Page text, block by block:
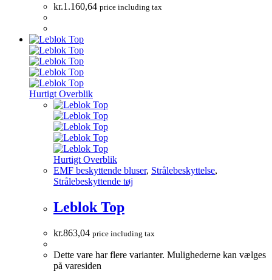
kr.1.160,64 price including tax
Hurtigt Overblik
Hurtigt Overblik
EMF beskyttende bluser, Strålebeskyttelse,
Strålebeskyttende tøj
Leblok Top
kr.863,04 price including tax
Dette vare har flere varianter. Mulighederne kan vælges
på varesiden